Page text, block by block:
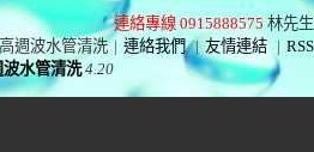
連絡專線 0915888575 林先生
週波水管清洗 | 連絡我們 | 友情連結 | RSS
水管清洗 4.20